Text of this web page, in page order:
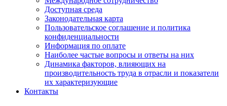
Доступная среда
Законодательная карта
Пользовательское соглашение и политика
конфиденциальности
Информация по оплате
Наиболее частые вопросы и ответы на них
Динамика факторов, влияющих на
производительность труда в отрасли и показатели
их характеризующие
Контакты